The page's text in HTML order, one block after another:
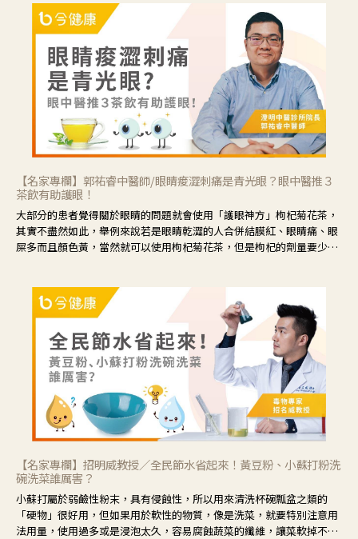
【名家專欄】郭祐睿中醫師/眼睛痠澀刺痛是青光眼？眼中醫推３
茶飲有助護眼！
大部分的患者覺得關於眼睛的問題就會使用「護眼神方」枸杞菊花茶，
其實不盡然如此，舉例來說若是眼睛乾澀的人合併結膜紅、眼睛痛、眼
屎多而且顏色黃，當然就可以使用枸杞菊花茶，但是枸杞的劑量要少，
候就要使用菊花、金銀花來治療；假如單純的眼睛乾澀，結膜沒有紅，
眼睛周圍沒有眼屎，這種情況是屬於「陰虛」，就可以使用枸杞、蓮
藕、麥門冬、山藥等比較滋潤的藥材，效果就更顯著。
【名家專欄】招明威教授／全民節水省起來！黃豆粉、小蘇打粉洗
碗洗菜誰厲害？
小蘇打屬於弱鹼性粉末，具有侵蝕性，所以用來清洗杯碗瓢盆之類的
「硬物」很好用，但如果用於軟性的物質，像是洗菜，就要特別注意用
法用量，使用過多或是浸泡太久，容易腐蝕蔬菜的纖維，讓菜軟掉不清